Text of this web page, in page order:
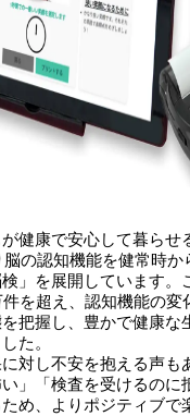
健康で安心して暮らせ
の認知機能を健常時か
」を展開しています。
を超え、認知機能の変
把握し、豊かで健康な
た。
対し不安を抱える声も
い」「検査を受けるのに
め、よりポジティブで